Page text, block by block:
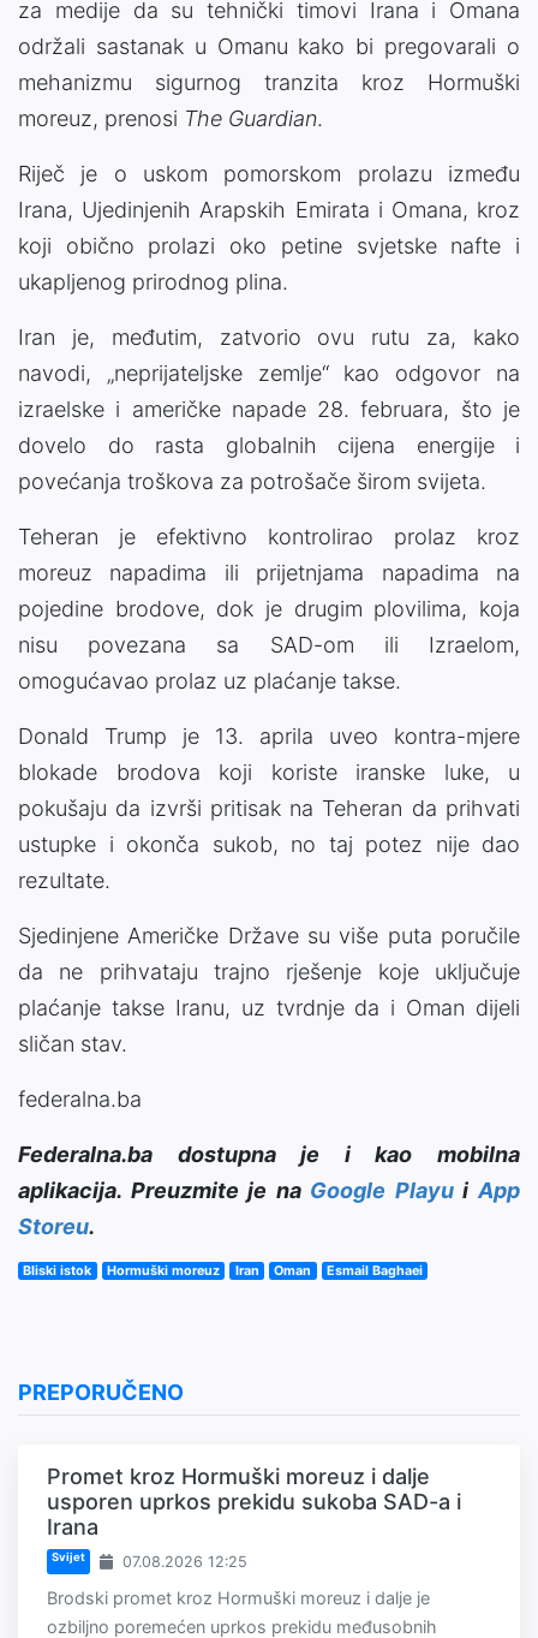
za medije da su tehnički timovi Irana i Omana
održali sastanak u Omanu kako bi pregovarali o
mehanizmu sigurnog tranzita kroz Hormuški
moreuz, prenosi The Guardian.
Riječ je o uskom pomorskom prolazu između
Irana, Ujedinjenih Arapskih Emirata i Omana, kroz
koji obično prolazi oko petine svjetske nafte i
ukapljenog prirodnog plina.
Iran je, međutim, zatvorio ovu rutu za, kako
navodi, „neprijateljske zemlje“ kao odgovor na
izraelske i američke napade 28. februara, što je
dovelo do rasta globalnih cijena energije i
povećanja troškova za potrošače širom svijeta.
Teheran je efektivno kontrolirao prolaz kroz
moreuz napadima ili prijetnjama napadima na
pojedine brodove, dok je drugim plovilima, koja
nisu povezana sa SAD-om ili Izraelom,
omogućavao prolaz uz plaćanje takse.
Donald Trump je 13. aprila uveo kontra-mjere
blokade brodova koji koriste iranske luke, u
pokušaju da izvrši pritisak na Teheran da prihvati
ustupke i okonča sukob, no taj potez nije dao
rezultate.
Sjedinjene Američke Države su više puta poručile
da ne prihvataju trajno rješenje koje uključuje
plaćanje takse Iranu, uz tvrdnje da i Oman dijeli
sličan stav.
federalna.ba
Federalna.ba dostupna je i kao mobilna
aplikacija. Preuzmite je na Google PlayuiApp
Storeu.
Bliski istok Hormuški moreuz Iran Oman Esmail Baghaei
PREPORUČENO
Promet kroz Hormuški moreuz i dalje
usporen uprkos prekidu sukoba SAD-a i
Irana
Svijet 07.08.2026 12:25
Brodski promet kroz Hormuški moreuz i dalje je
ozbiljno poremećen uprkos prekidu međusobnih